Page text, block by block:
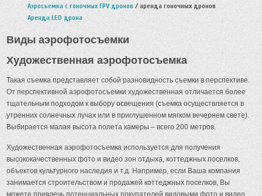
Аэросъемка с гоночных FPV дронов / аренда гоночных дронов
Аренда LED дрона
Виды аэрофотосъемки
Художественная аэрофотосъемка
Такая съемка представляет собой разновидность съемки в перспективе.
От перспективной аэрофотосъемки художественная отличается более
тщательным подходом к выбору освещения (съемка осуществляется в
утренних солнечных лучах или в приглушенном мягком вечернем свете).
Выбирается малая высота полета камеры – всего 200 метров.
Художественная аэрофотосъемка используется для получения
высококачественных фото и видео зон отдыха, коттеджных поселков,
объектов культурного наследия и т.д. Например, если Ваша компания
занимается строительством и продажей коттеджных поселков, Вы
можете привлечь потенциальных покупателей видовыми фото и видео